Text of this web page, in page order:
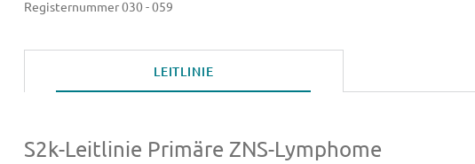
Registernummer 030 - 059
LEITLINIE
S2k-Leitlinie Primäre ZNS-Lymphome